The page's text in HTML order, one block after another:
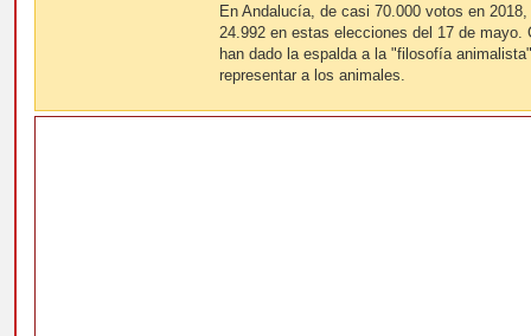
En Andalucía, de casi 70.000 votos en
24.992 en estas elecciones del 17 de
han dado la espalda a la "filosofía
representar a los animales.